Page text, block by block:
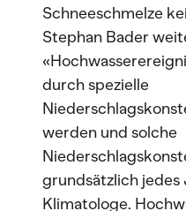
Schneeschmelze
Stephan Bader
durch spezielle
werden und solche
grundsätzlich jedes
Klimatologe.